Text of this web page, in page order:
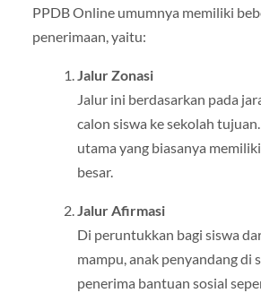
PPDB Online umumnya memiliki
penerimaan, yaitu:
Jalur Zonasi
Jalur ini berdasarkan pada
calon siswa ke sekolah
utama yang biasanya
besar.
Jalur Afirmasi
Di peruntukkan bagi siswa
mampu, anak penyandang di
penerima bantuan sosial